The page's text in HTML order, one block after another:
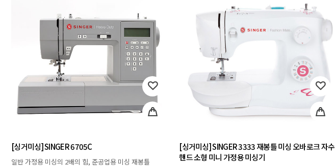
[싱거미싱] SINGER 6705C
일반 가정용 미싱의 2배의 힘, 준공업용 미싱 재봉틀
[싱거미싱] SINGER 3333 재봉틀 미싱 오바로크 자수
핸드 소형 미니 가정용 미싱기